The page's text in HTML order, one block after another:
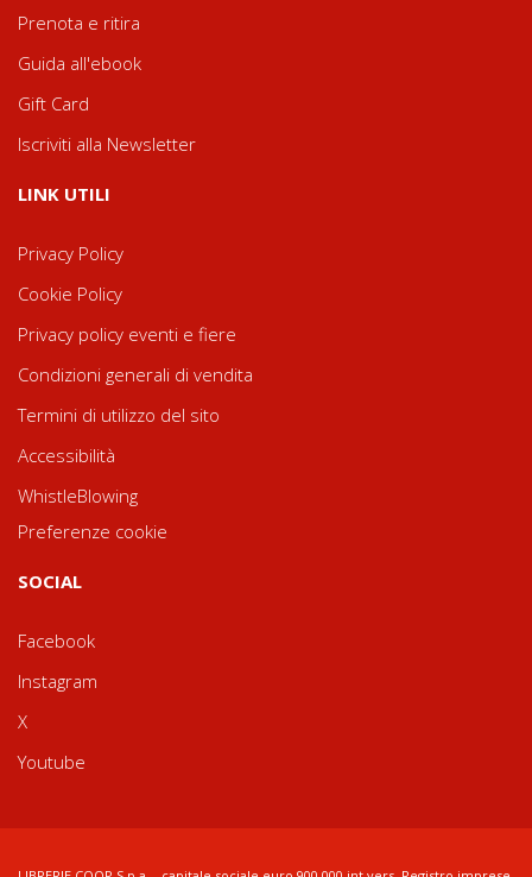
Prenota e ritira
Guida all'ebook
Gift Card
Iscriviti alla Newsletter
LINK UTILI
Privacy Policy
Cookie Policy
Privacy policy eventi e fiere
Condizioni generali di vendita
Termini di utilizzo del sito
Accessibilità
WhistleBlowing
Preferenze cookie
SOCIAL
Facebook
Instagram
X
Youtube